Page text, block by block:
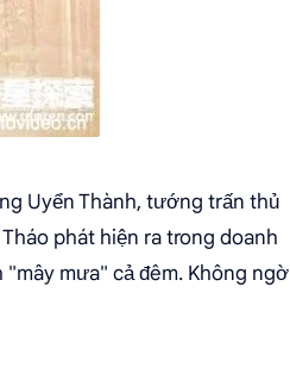
Uyển Thành, tướng trấn thủ
phát hiện ra trong doanh
"mây mưa" cả đêm. Không ngờ